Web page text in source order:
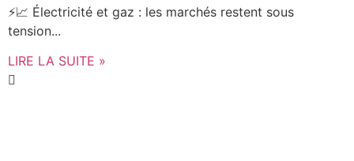
⚡📈 Électricité et gaz : les marchés restent sous
tension...
LIRE LA SUITE »